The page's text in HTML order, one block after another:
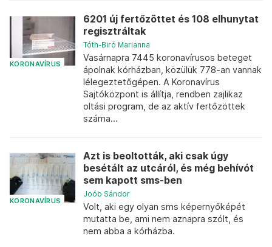
KORONAVÍRUS
6201 új fertőzöttet és 108 elhunytat
regisztráltak
Tóth-Biró Marianna
Vasárnapra 7445 koronavírusos beteget
ápolnak kórházban, közülük 778-an vannak
lélegeztetőgépen. A Koronavírus
Sajtóközpont is állítja, rendben zajlikaz
oltási program, de az aktív fertőzöttek
száma...
KORONAVÍRUS
Azt is beoltották, aki csak úgy
besétált az utcáról, és még behívót
sem kapott sms-ben
Joób Sándor
Volt, aki egy olyan sms képernyőképét
mutatta be, ami nem aznapra szólt, és
nem abba a kórházba.